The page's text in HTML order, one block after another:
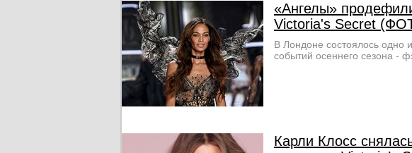
«Ангелы»
Victoria's Secret
В Лондоне состоялось одно
событий осеннего сезона -
Карли Клосс